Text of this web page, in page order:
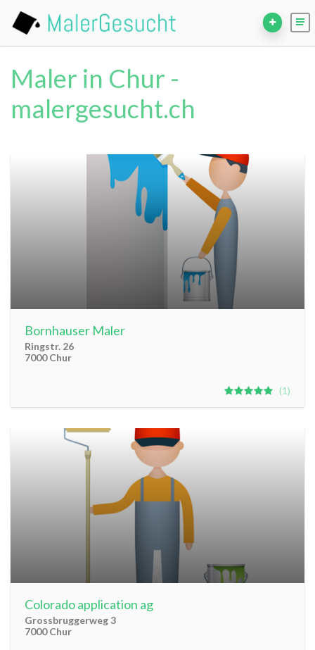
Maler in Chur -
malergesucht.ch
Bornhauser Maler
Ringstr. 26
7000 Chur
1
Colorado application ag
Grossbruggerweg 3
7000 Chur